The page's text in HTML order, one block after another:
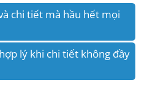
chi tiết mà hầu hết mọi
lý khi chi tiết không đầy